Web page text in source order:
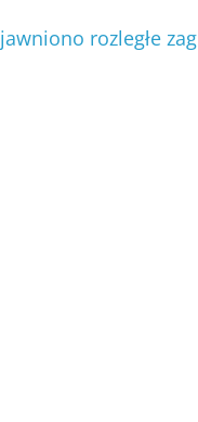
rozległe